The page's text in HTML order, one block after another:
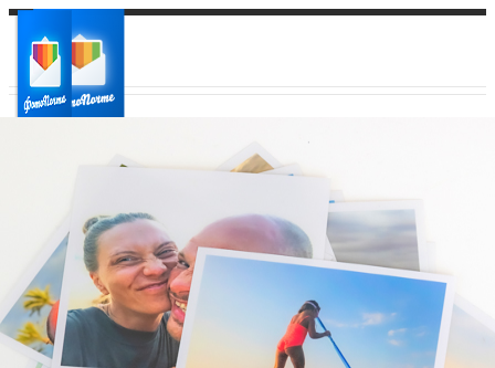
Ваш регион доставки
Выберите из списка: